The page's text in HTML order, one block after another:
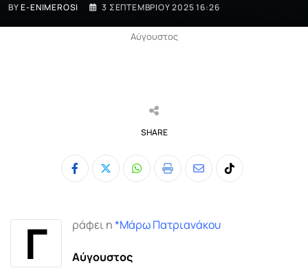
BYE-ENIMEROSI 3 ΣΕΠΤΕΜΒΡΊΟΥ 2025 16:26
Αύγουστος
SHARE
Whatsapp
Print
ShareTiktok
Γ ράφει η*Μάρω Πατριανάκου
Αύγουστος